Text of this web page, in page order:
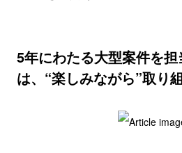
5年にわたる大型案件を
は、“楽しみながら”取り